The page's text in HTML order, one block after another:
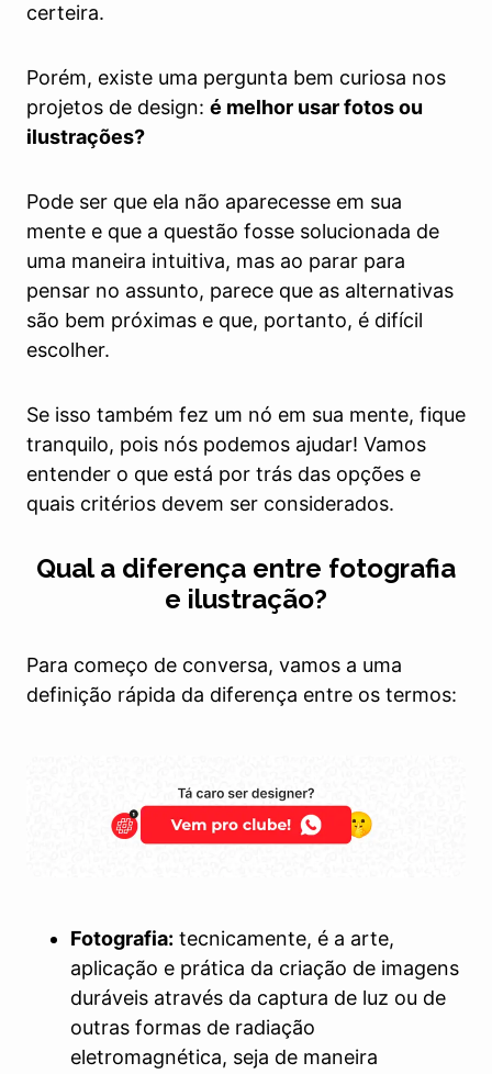
certeira.
Porém, existe uma pergunta bem curiosa nos
projetos de design: é melhor usar fotos ou
ilustrações?
Pode ser que ela não aparecesse em sua
mente e que a questão fosse solucionada de
uma maneira intuitiva, mas ao parar para
pensar no assunto, parece que as alternativas
são bem próximas e que, portanto, é difícil
escolher.
Se isso também fez um nó em sua mente, fique
tranquilo, pois nós podemos ajudar! Vamos
entender o que está por trás das opções e
quais critérios devem ser considerados.
Qual a diferença entre fotografia
e ilustração?
Para começo de conversa, vamos a uma
definição rápida da diferença entre os termos:
Fotografia: tecnicamente, é a arte,
aplicação e prática da criação de imagens
duráveis através da captura de luz ou de
outras formas de radiação
eletromagnética, seja de maneira